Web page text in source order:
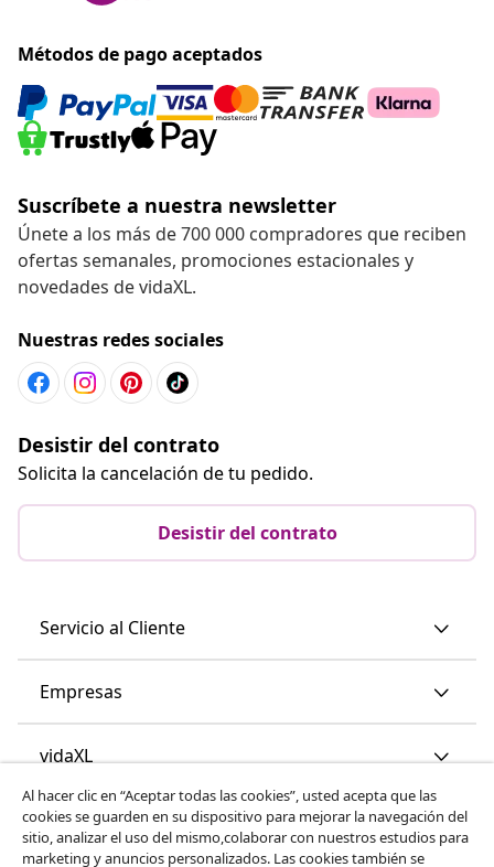
Métodos de pago aceptados
Suscríbete a nuestra newsletter
Únete a los más de 700 000 compradores que reciben
ofertas semanales, promociones estacionales y
novedades de vidaXL.
Nuestras redes sociales
Desistir del contrato
Solicita la cancelación de tu pedido.
Desistir del contrato
Servicio al Cliente
Empresas
vidaXL
Descubre mas
Al hacer clic en “Aceptar todas las cookies”, usted acepta que las
cookies se guarden en su dispositivo para mejorar la navegación del
sitio, analizar el uso del mismo,colaborar con nuestros estudios para
marketing y anuncios personalizados. Las cookies también se